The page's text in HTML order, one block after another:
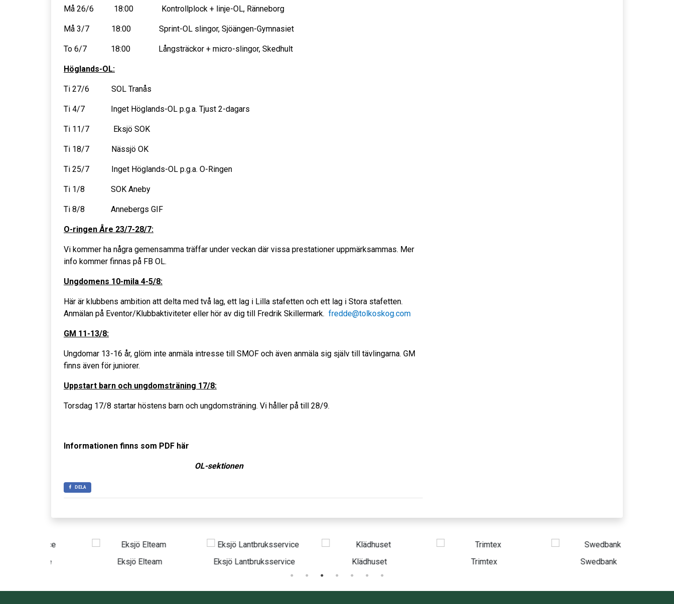
Må 26/6 18:00 Kontrollplock + linje-OL, Ränneborg
Må 3/7 18:00 Sprint-OL slingor, Sjöängen-Gymnasiet
To 6/7 18:00 Långsträckor + micro-slingor, Skedhult
Höglands-OL:
Ti 27/6 SOL Tranås
Ti 4/7 Inget Höglands-OL p.g.a. Tjust 2-dagars
Ti 11/7 Eksjö SOK
Ti 18/7 Nässjö OK
Ti 25/7 Inget Höglands-OL p.g.a. O-Ringen
Ti 1/8 SOK Aneby
Ti 8/8 Annebergs GIF
O-ringen Åre 23/7-28/7:
Vi kommer ha några gemensamma träffar under veckan där vissa prestationer uppmärksammas. Mer
info kommer finnas på FB OL.
Ungdomens 10-mila 4-5/8:
Här är klubbens ambition att delta med två lag, ett lag i Lilla stafetten och ett lag i Stora stafetten.
Anmälan på Eventor/Klubbaktiviteter eller hör av dig till Fredrik Skillermark. fredde@tolkoskog.com
GM 11-13/8:
Ungdomar 13-16 år, glöm inte anmäla intresse till SMOF och även anmäla sig själv till tävlingarna. GM
finns även för juniorer.
Uppstart barn och ungdomsträning 17/8:
Torsdag 17/8 startar höstens barn och ungdomsträning. Vi håller på till 28/9.
Informationen finns som PDF här
OL-sektionen
DELA
Eksjö Elteam Eksjö Lantbruksservice Klädhuset Swedbank